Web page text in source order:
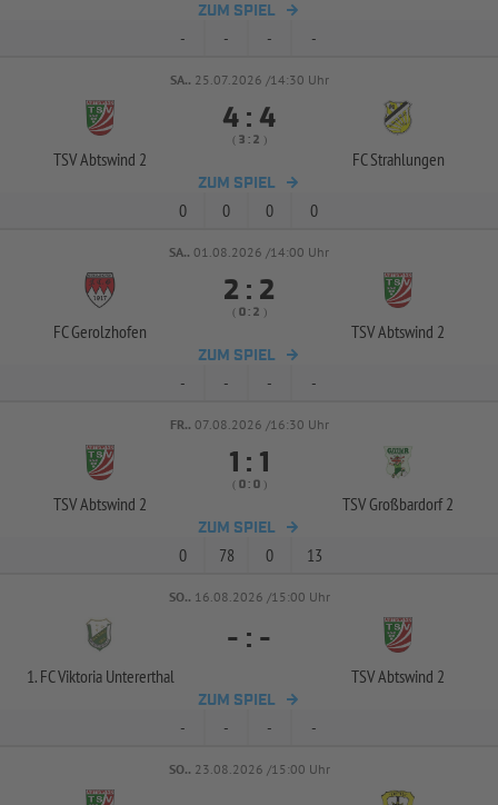
ZUM SPIEL
- - - -
SA.. 25.07.2026 /14:30 Uhr
TSV Abtswind 2
 : 
(  :  )
FC Strahlungen
ZUM SPIEL
0 0 0 0
SA.. 01.08.2026 /14:00 Uhr
FC Gerolzhofen
 : 
( :  )
TSV Abtswind 2
ZUM SPIEL
- - - -
FR.. 07.08.2026 /16:30 Uhr
TSV Abtswind 2
 : 
( :  )
TSV Großbardorf 2
ZUM SPIEL
0 78 0 13
SO.. 16.08.2026 /15:00 Uhr
1. FC Viktoria Untererthal
- : -
TSV Abtswind 2
ZUM SPIEL
- - - -
SO.. 23.08.2026 /15:00 Uhr